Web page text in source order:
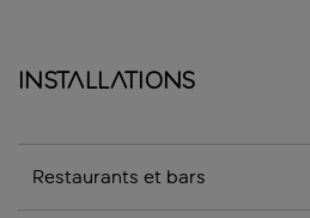
Installations
Restaurants et bars